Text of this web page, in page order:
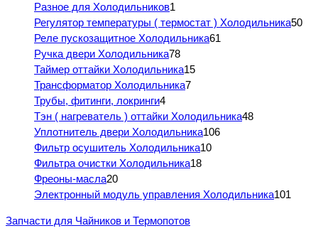
Разное для Холодильников1
Регулятор температуры ( термостат ) Холодильника50
Реле пускозащитное Холодильника61
Ручка двери Холодильника78
Таймер оттайки Холодильника15
Трансформатор Холодильника7
Трубы, фитинги, локринги4
Тэн ( нагреватель ) оттайки Холодильника48
Уплотнитель двери Холодильника106
Фильтр осушитель Холодильника10
Фильтра очистки Холодильника18
Фреоны-масла20
Электронный модуль управления Холодильника101
Запчасти для Чайников и Термопотов